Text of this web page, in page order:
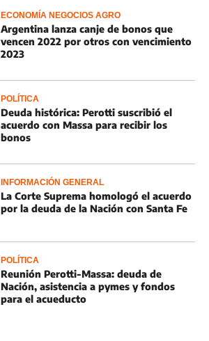
ECONOMÍA NEGOCIOS AGRO
Argentina lanza canje de bonos que
vencen 2022 por otros con vencimiento
2023
POLÍTICA
Deuda histórica: Perotti suscribió el
acuerdo con Massa para recibir los
bonos
INFORMACIÓN GENERAL
La Corte Suprema homologó el acuerdo
por la deuda de la Nación con Santa Fe
POLÍTICA
Reunión Perotti-Massa: deuda de
Nación, asistencia a pymes y fondos
para el acueducto